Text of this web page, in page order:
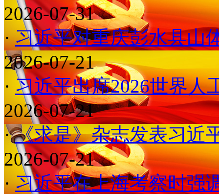
2026-07-31
· 习近平对重庆彭水县山
2026-07-21
· 习近平出席2026世界人
2026-07-21
· 《求是》杂志发表习近
2026-07-21
· 习近平在上海考察时强